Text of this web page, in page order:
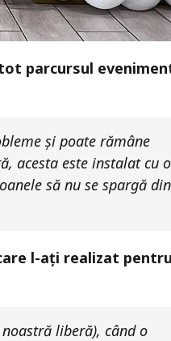
parcursul
și poate rămâne
acesta este instalat cu o
să nu se spargă din
l-ați realizat
liberă), când o